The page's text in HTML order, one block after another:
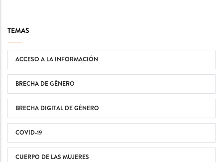
TEMAS
ACCESO A LA INFORMACIÓN
BRECHA DE GÉNERO
BRECHA DIGITAL DE GÉNERO
COVID-19
CUERPO DE LAS MUJERES